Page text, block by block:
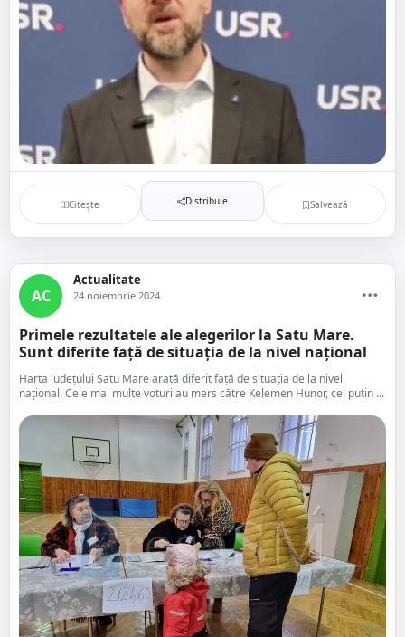
Citește Distribuie Salvează
AC
Actualitate
24 noiembrie 2024
Primele rezultatele ale alegerilor la Satu Mare.
Sunt diferite față de situația de la nivel național
Harta județului Satu Mare arată diferit față de situația de la nivel
național. Cele mai multe voturi au mers către Kelemen Hunor, cel puțin ...